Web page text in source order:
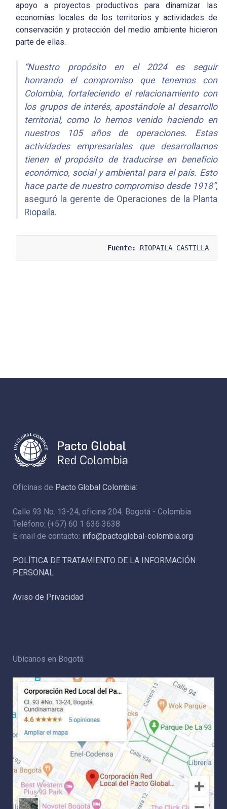
apoyo a proyectos productivos para dinamizar las
economías locales de los territorios y actividades de
conservación y protección del medio ambiente hicieron
parte de ellas.
“Nuestro propósito en el 2024 es seguir
honrando el compromiso que tenemos con
Colombia, fortaleciendo el relacionamiento con
los grupos de interés, apostándole al desarrollo
territorial, como lo hemos venido haciendo en
nuestros 105 años de operaciones. Estas
actividades empresariales que desarrollamos
tienen el propósito de traducirse en beneficio
económico, social y ambiental para el país. Esto
hace parte de nuestro compromiso desde 1918”,
aseguró la gerente de Operaciones de la Planta
Riopaila.
Fuente: RIOPAILA CASTILLA
Oficinas de Pacto Global Colombia:
Calle 93 No. 13-24, oficina 204. Bogotá - Colombia
Teléfono: (+57) 60 1 636 3638
E-mail de contacto: info@pactoglobal-colombia.org
POLÍTICA DE TRATAMIENTO DE LA INFORMACIÓN
PERSONAL
Aviso de Privacidad
Ubícanos en Bogotá